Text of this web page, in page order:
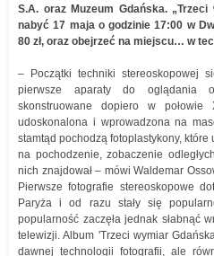
S.A. oraz Muzeum Gdańska.
nabyć 17 maja o godzinie 17:00 w
80 zł, oraz obejrzeć na miejscu… w
– Początki techniki stereoskopowej
pierwsze aparaty do oglądania
skonstruowane dopiero w połowie
udoskonalona i wprowadzona na
stamtąd pochodzą fotoplastykony, które
na pochodzenie, zobaczenie
nich znajdował – mówi Waldemar
Pierwsze fotografie stereoskopowe
Paryża i od razu stały się
popularność zaczęła jednak słabnąć
telewizji. Album 'Trzeci wymiar
dawnej technologii fotografii, ale